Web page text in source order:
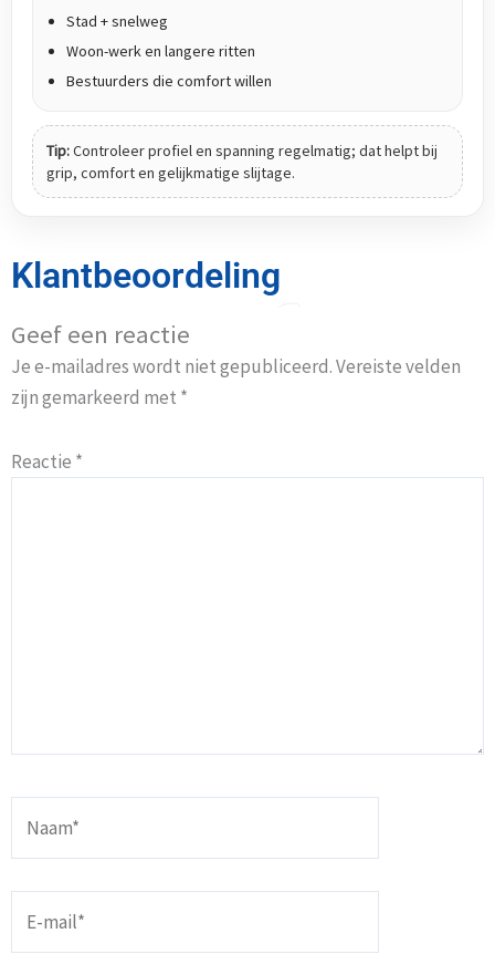
Stad + snelweg
Woon-werk en langere ritten
Bestuurders die comfort willen
Tip:Controleer profiel en spanning regelmatig; dat helpt bij
grip, comfort en gelijkmatige slijtage.
Klantbeoordeling
Geef een reactie
Je e-mailadres wordt niet gepubliceerd.Vereiste velden
zijn gemarkeerd met *
Reactie *
mail*